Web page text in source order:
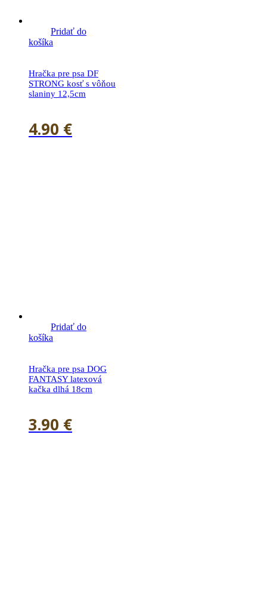
Pridať do
košíka
Hračka pre psa DF
STRONG kosť s vôňou
slaniny 12,5cm
4.90 €
Pridať do
košíka
Hračka pre psa DOG
FANTASY latexová
kačka dlhá 18cm
3.90 €